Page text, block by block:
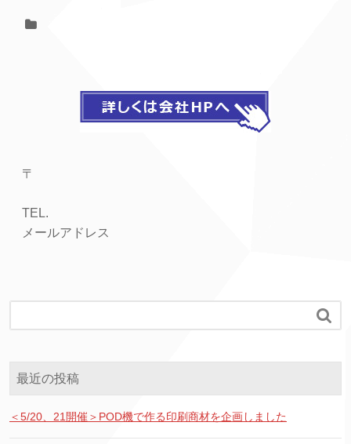
〒
TEL.
メールアドレス

最近の投稿
＜5/20、21開催＞POD機で作る印刷商材を企画しました